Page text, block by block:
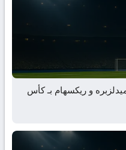
و ريكسهام بـ كأس